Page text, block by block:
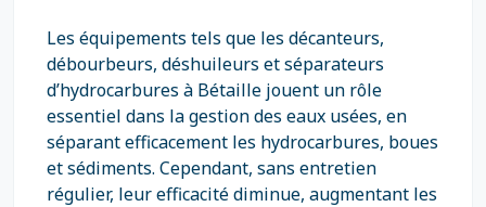
Les équipements tels que les décanteurs,
débourbeurs, déshuileurs et séparateurs
d’hydrocarbures à Bétaille jouent un rôle
essentiel dans la gestion des eaux usées, en
séparant efficacement les hydrocarbures, boues
et sédiments. Cependant, sans entretien
régulier, leur efficacité diminue, augmentant les